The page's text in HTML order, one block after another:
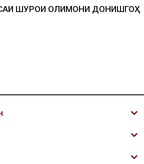
ШУРОИ ОЛИМОНИ ДОНИШГОҲ